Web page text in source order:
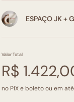
ESPAÇO JK +
Valor Total
R$
no PIX e boleto ou em até